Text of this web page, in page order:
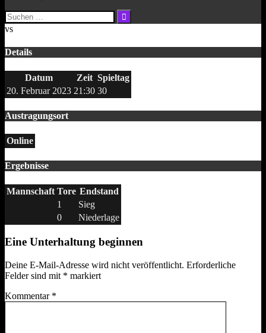
Suchen
nach:
vs
Details
Datum Zeit Spieltag
20. Februar 2023 21:30 30
Austragungsort
Online
Ergebnisse
Mannschaft Tore Endstand
1
Sieg
0
Niederlage
Eine Unterhaltung beginnen
Deine E-Mail-Adresse wird nicht veröffentlicht. Erforderliche
Felder sind mit * markiert
Kommentar *